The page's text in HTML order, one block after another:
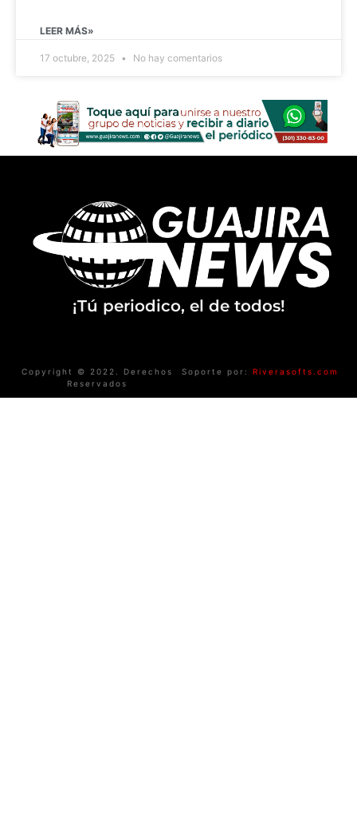
LEER MÁS»
17 octubre, 2025 No hay comentarios
¡Tú periodico, el de todos!
Copyright © 2022. Derechos
Reservados
Soporte por: Riverasofts.com